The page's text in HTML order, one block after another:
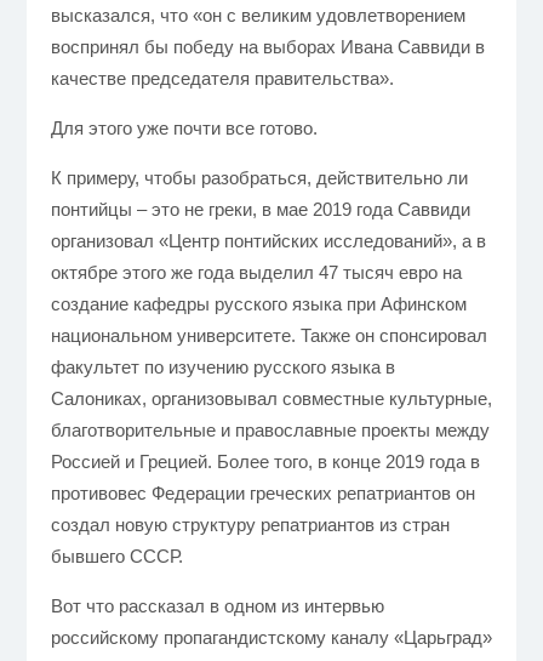
высказался, что «он с великим удовлетворением
воспринял бы победу на выборах Ивана Саввиди в
качестве председателя правительства».
Для этого уже почти все готово.
К примеру, чтобы разобраться, действительно ли
понтийцы – это не греки, в мае 2019 года Саввиди
организовал «Центр понтийских исследований», а в
октябре этого же года выделил 47 тысяч евро на
создание кафедры русского языка при Афинском
национальном университете. Также он спонсировал
факультет по изучению русского языка в
Салониках, организовывал совместные культурные,
благотворительные и православные проекты между
Россией и Грецией. Более того, в конце 2019 года в
противовес Федерации греческих репатриантов он
создал новую структуру репатриантов из стран
бывшего СССР.
Вот что рассказал в одном из интервью
российскому пропагандистскому каналу «Царьград»